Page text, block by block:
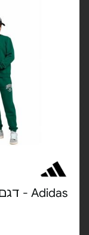
Adidas - דגם JC8507